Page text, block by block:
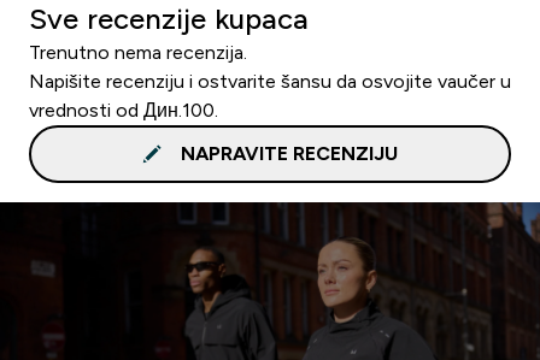
Sve recenzije kupaca
Trenutno nema recenzija.
Napišite recenziju i ostvarite šansu da osvojite vaučer u
vrednosti od Дин.100.
NAPRAVITE RECENZIJU